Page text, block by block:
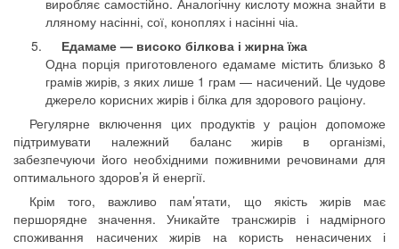
виробляє самостійно. Аналогічну кислоту можна знайти в
лляному насінні, сої, коноплях і насінні чіа.
Едамаме — високо білкова і жирна їжа
Одна порція приготовленого едамаме містить близько 8
грамів жирів, з яких лише 1 грам — насичений. Це чудове
джерело корисних жирів і білка для здорового раціону.
Регулярне включення цих продуктів у раціон допоможе
підтримувати належний баланс жирів в організмі,
забезпечуючи його необхідними поживними речовинами для
оптимального здоров’я й енергії.
Крім того, важливо пам’ятати, що якість жирів має
першорядне значення. Уникайте трансжирів і надмірного
споживання насичених жирів на користь ненасичених і